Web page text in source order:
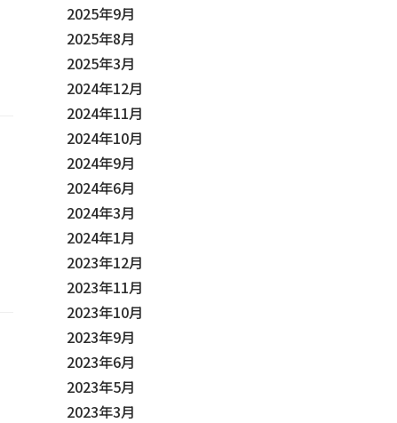
2025年9月
2025年8月
2025年3月
2024年12月
2024年11月
2024年10月
2024年9月
2024年6月
2024年3月
2024年1月
2023年12月
2023年11月
2023年10月
2023年9月
2023年6月
2023年5月
2023年3月